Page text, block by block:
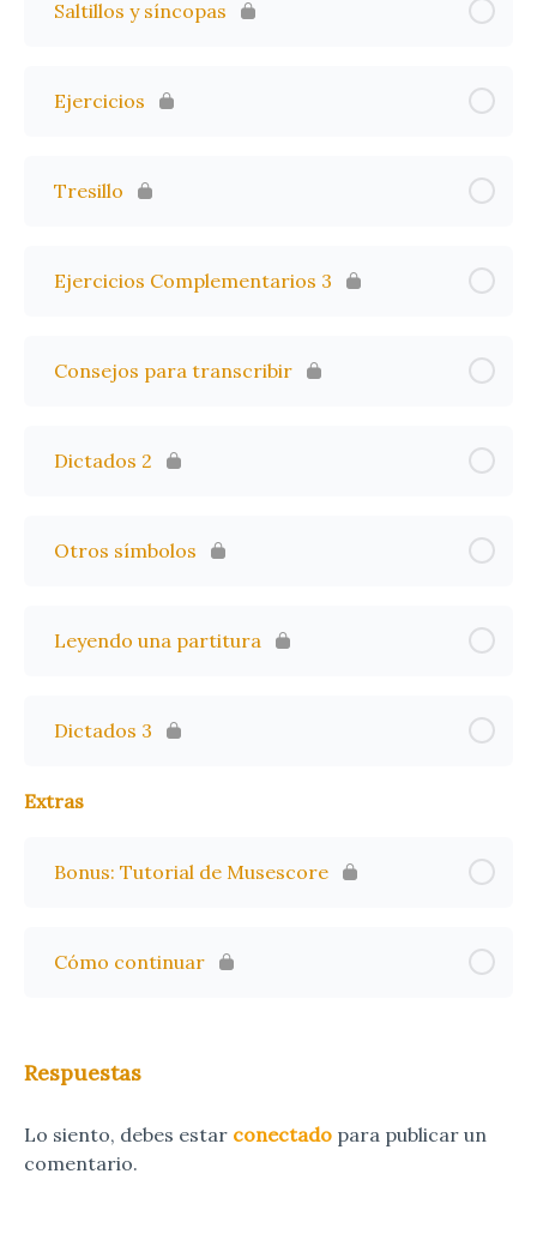
Saltillos y síncopas
Ejercicios
Tresillo
Ejercicios Complementarios 3
Consejos para transcribir
Dictados 2
Otros símbolos
Leyendo una partitura
Dictados 3
Extras
Bonus: Tutorial de Musescore
Cómo continuar
Respuestas
Lo siento, debes estar conectado para publicar un
comentario.